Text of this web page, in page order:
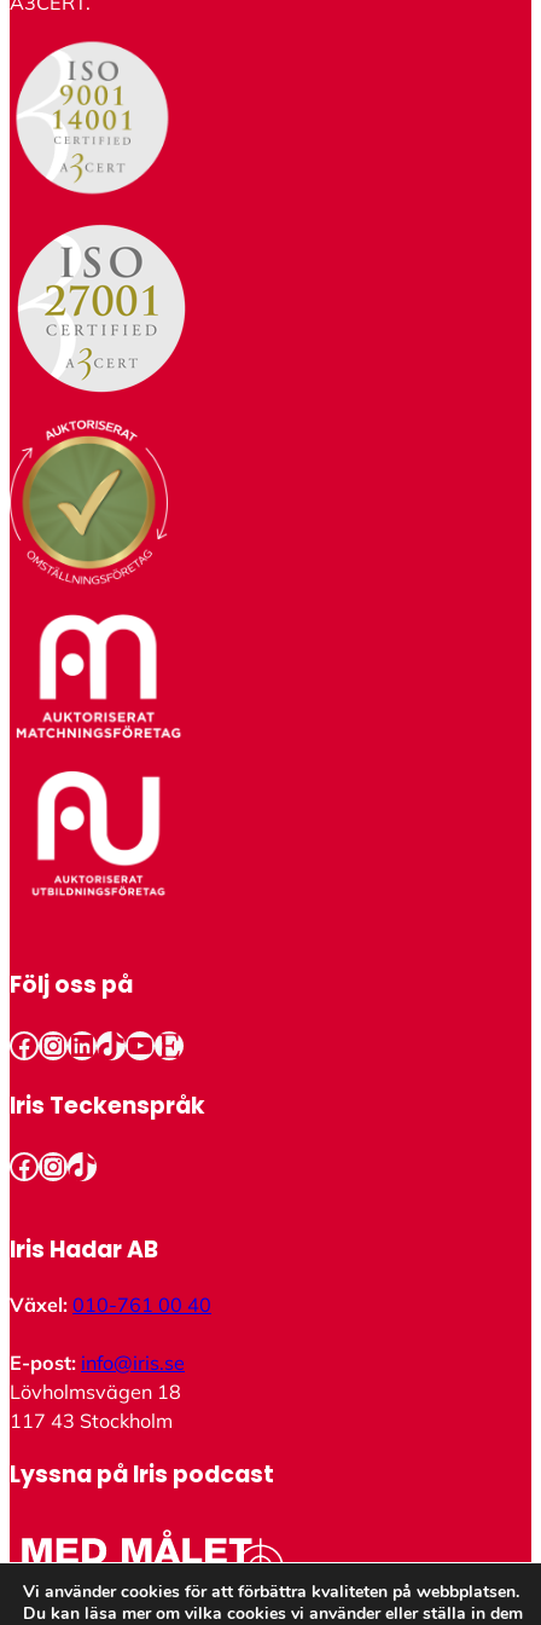
Följ oss på
Facebook InstagramLinkedIn TikTok YouTube Etsy
Iris Teckenspråk
Facebook InstagramTikTok
Iris Hadar AB
Växel: 010-761 00 40
E-post: info@iris.se
Lövholmsvägen 18
117 43 Stockholm
Lyssna på Iris podcast
Vi använder cookies för att förbättra kvaliteten på webbplatsen.
Du kan läsa mer om vilka cookies vi använder eller ställa in dem